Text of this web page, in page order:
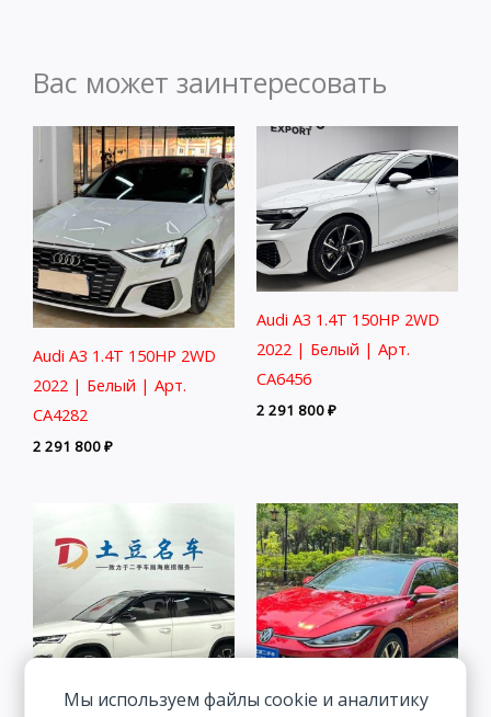
Вас может заинтересовать
Audi A3 1.4T 150HP 2WD
2022 | Белый | Арт.
CA4282
2 291 800₽
Audi A3 1.4T 150HP 2WD
2022 | Белый | Арт.
CA6456
2 291 800₽
Мы используем файлы cookie и аналитику